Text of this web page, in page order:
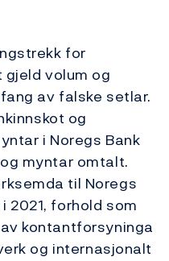
for
volum og
av falske setlar.
og
i Noregs Bank
myntar omtalt.
til Noregs
2021, forhold som
kontantforsyninga
og internasjonalt